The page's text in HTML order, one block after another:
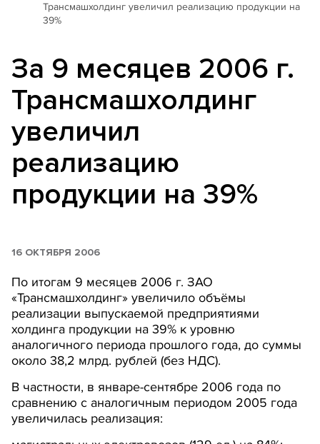
Трансмашхолдинг увеличил реализацию продукции на
39%
За 9 месяцев 2006 г.
Трансмашхолдинг
увеличил
реализацию
продукции на 39%
16 ОКТЯБРЯ 2006
По итогам 9 месяцев 2006 г. ЗАО
«Трансмашхолдинг» увеличило объёмы
реализации выпускаемой предприятиями
холдинга продукции на 39% к уровню
аналогичного периода прошлого года, до суммы
около 38,2 млрд. рублей (без НДС).
В частности, в январе-сентябре 2006 года по
сравнению с аналогичным периодом 2005 года
увеличилась реализация: